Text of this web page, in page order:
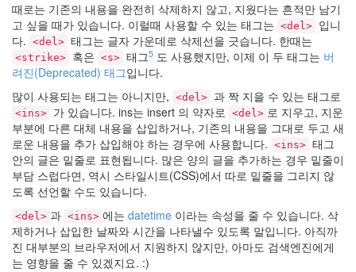
때로는 기존의 내용을 완전히 삭제하지 않고, 지웠다는 흔적만 남기
고 싶을 때가 있습니다. 이럴때 사용할 수 있는 태그는 <del> 입니
다. <del> 태그는 글자 가운데로 삭제선을 긋습니다. 한때는
<strike> 혹은 <s> 태그5 도 사용했지만, 이제 이 두 태그는 버
려진(Deprecated) 태그입니다.
많이 사용되는 태그는 아니지만, <del> 과 짝 지을 수 있는 태그로
<ins> 가 있습니다. ins는 insert 의 약자로 <del> 로 지우고, 지운
부분에 다른 대체 내용을 삽입하거나, 기존의 내용을 그대로 두고 새
로운 내용을 추가 삽입해야 하는 경우에 사용합니다. <ins> 태그
안의 글은 밑줄로 표현됩니다. 많은 양의 글을 추가하는 경우 밑줄이
부담 스럽다면, 역시 스타일시트(CSS)에서 따로 밑줄을 그리지 않
도록 선언할 수도 있습니다.
<del> 과 <ins> 에는 datetime 이라는 속성을 줄 수 있습니다. 삭
제하거나 삽입한 날짜와 시간을 나타낼수 있도록 말입니다. 아직까
진 대부분의 브라우저에서 지원하지 않지만, 아마도 검색엔진에게
는 영향을 줄 수 있겠지요. :)
Notices
About
By
hi8ar
스
킨
만
들
어
드
립...
By
hi8ar